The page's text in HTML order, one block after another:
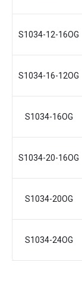
S1034-12-16OG
S1034-16-12OG
S1034-16OG
S1034-20-16OG
S1034-20OG
S1034-24OG